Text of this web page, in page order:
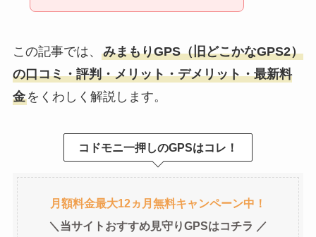
この記事では、 みまもりGPS（旧どこかなGPS2）
の口コミ・評判・メリット・デメリット・最新料
金をくわしく解説します。
コドモニ一押しのGPSはコレ！
月額料金最大12ヵ月無料キャンペーン中！
＼当サイトおすすめ見守りGPSはコチラ ／